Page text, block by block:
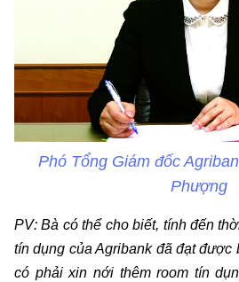
Phó Tổng Giám đốc
Phượng
PV: Bà có thể cho biết, tính đến
tín dụng của Agribank đã đạt được
có phải xin nới thêm room tín